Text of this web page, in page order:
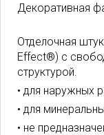
Декоративная
Отделочная
Effect®) с
структурой.
• для наружных
• для
• не